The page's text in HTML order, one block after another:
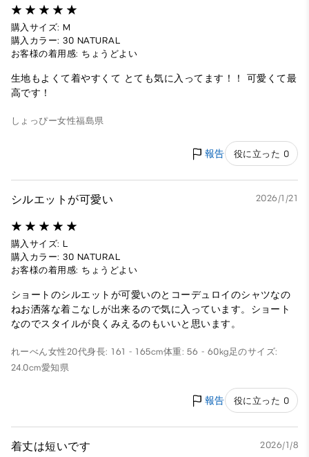
購入サイズ: M
購入カラー: 30 NATURAL
お客様の着用感: ちょうどよい
生地もよくて着やすくて とても気に入ってます！！ 可愛くて最
高です！
しょっぴー女性福島県
報告 役に立った 0
シルエットが可愛い 2026/1/21
購入サイズ: L
購入カラー: 30 NATURAL
お客様の着用感: ちょうどよい
ショートのシルエットが可愛いのとコーデュロイのシャツなの
ねお洒落な着こなしが出来るので気に入っています。ショート
なのでスタイルが良くみえるのもいいと思います。
れーべん女性20代身長: 161 - 165cm体重: 56 - 60kg足のサイズ:
24.0cm愛知県
報告 役に立った 0
着丈は短いです 2026/1/8